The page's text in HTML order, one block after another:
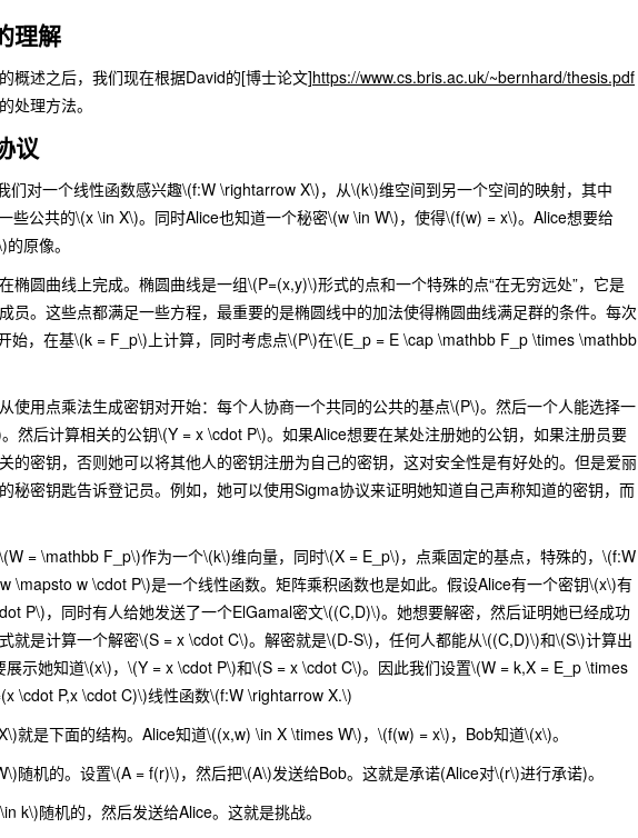
理解
概述之后，我们现在根据David的[博士论文]https://www.cs.bris.ac.uk/~bernhard/thesis.pdf
处理方法。
议
们对一个线性函数感兴趣\(f:W \rightarrow X\)，从\(k\)维空间到另一个空间的映射，其中
些公共的\(x \in X\)。同时Alice也知道一个秘密\(w \in W\)，使得\(f(w) = x\)。Alice想要给
的原像。
椭圆曲线上完成。椭圆曲线是一组\(P=(x,y)\)形式的点和一个特殊的点“在无穷远处”，它是
员。这些点都满足一些方程，最重要的是椭圆线中的加法使得椭圆曲线满足群的条件。每次
始，在基\(k = F_p\) 上计算，同时考虑点\(P\)在\(E_p = E \cap \mathbb F_p \times \mathbb
使用点乘法生成密钥对开始：每个人协商一个共同的公共的基点\(P\)。然后一个人能选择一
。然后计算相关的公钥\(Y = x \cdot P\)。如果Alice想要在某处注册她的公钥，如果注册员要
的密钥，否则她可以将其他人的密钥注册为自己的密钥，这对安全性是有好处的。但是爱丽
秘密钥匙告诉登记员。例如，她可以使用Sigma协议来证明她知道自己声称知道的密钥，而
\(W = \mathbb F_p\)作为一个\(k\)维向量，同时\(X = E_p\)，点乘固定的基点，特殊的， \(f:W
\mapsto w \cdot P\)是一个线性函数。矩阵乘积函数也是如此。假设Alice有一个密钥\(x\)有
P\)，同时有人给她发送了一个ElGamal密文\((C,D)\)。她想要解密，然后证明她已经成功
就是计算一个解密\(S = x \cdot C\)。解密就是\(D-S\)，任何人都能从\((C,D)\)和\(S\)计算出
展示她知道\(x\)， \(Y = x \cdot P\)和\(S = x \cdot C\)。因此我们设置\(W = k,X = E_p \times
\cdot P,x \cdot C)\)线性函数\(f:W \rightarrow X.\)
就是下面的结构。Alice知道\((x,w) \in X \times W\)， \(f(w) = x\)，Bob知道\(x\)。
随机的。设置\(A = f(r)\)，然后把\(A\)发送给Bob。这就是承诺(Alice对\(r\)进行承诺)。
k\)随机的，然后发送给Alice。这就是挑战。